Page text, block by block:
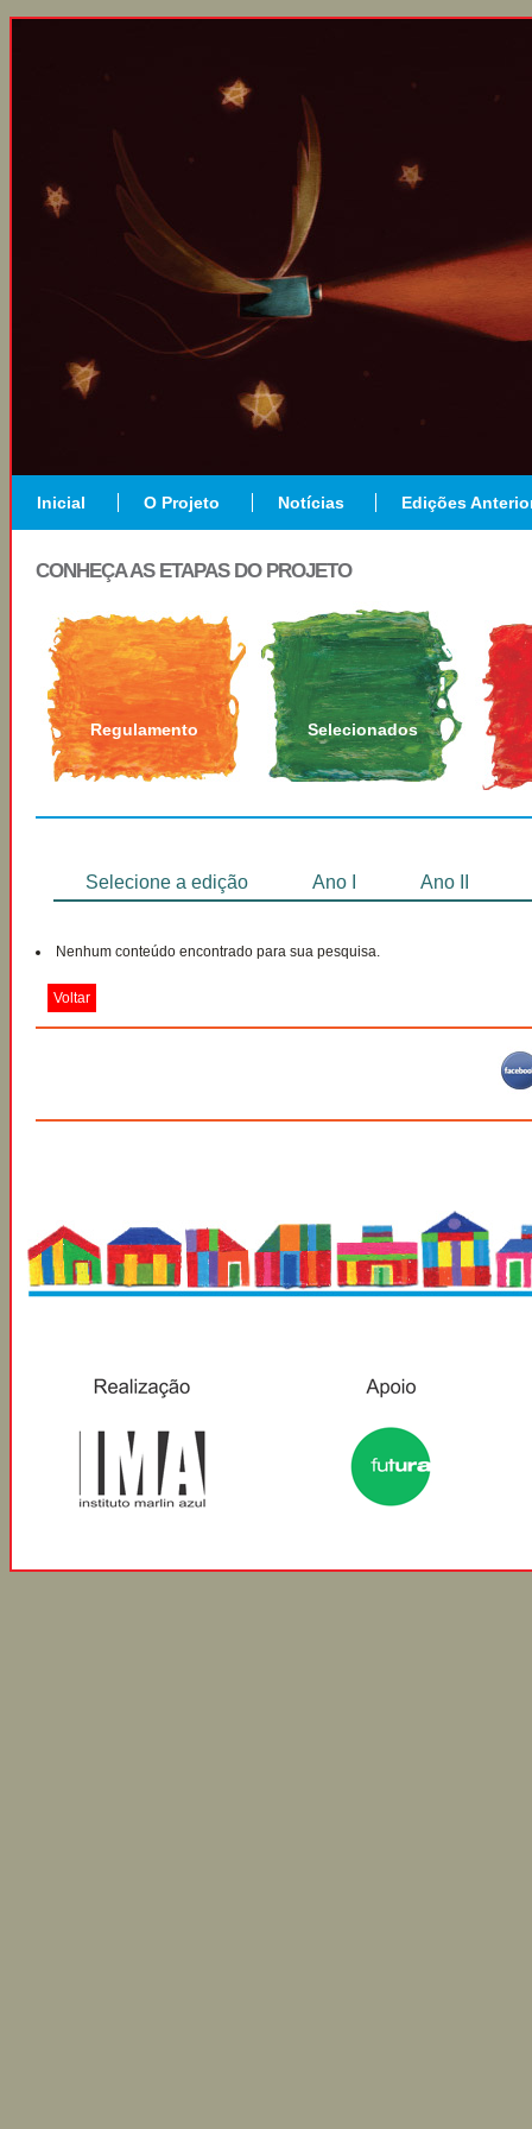
Inicial O Projeto Notícias Edições
CONHEÇA AS ETAPAS DO PROJETO
Regulamento Selecionados
Selecione a edição Ano I Ano II
Nenhum conteúdo encontrado para sua pesquisa.
Voltar